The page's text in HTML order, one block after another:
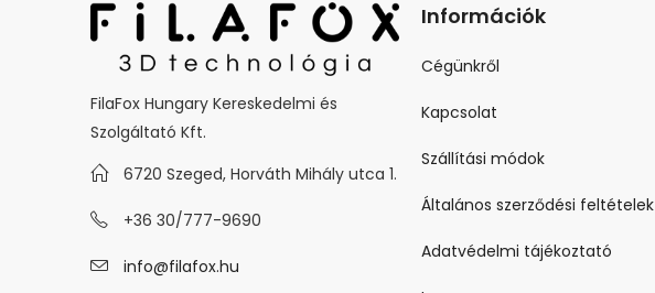
FilaFox Hungary Kereskedelmi és
Szolgáltató Kft.
6720 Szeged, Horváth Mihály utca 1.
+36 30/777-9690
info@filafox.hu
Információk
Cégünkről
Kapcsolat
Szállítási módok
Általános szerződési feltételek
Adatvédelmi tájékoztató